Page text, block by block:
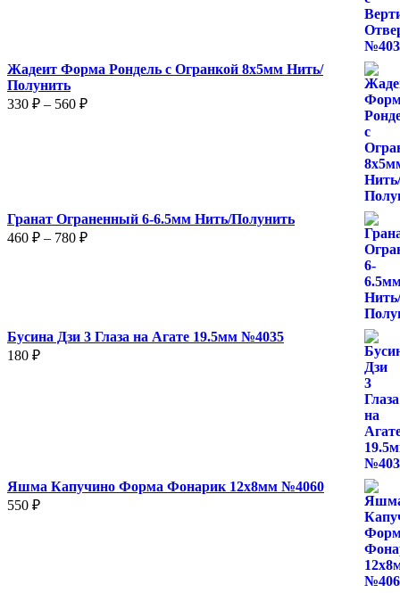
Жадеит Форма Рондель с Огранкой 8х5мм Нить/
Полунить
330 ₽ – 560 ₽Диапазон
Гранат Ограненный 6-6.5мм Нить/Полунить
460 ₽ – 780 ₽Диапазон
Бусина Дзи 3 Глаза на Агате 19.5мм №4035
180 ₽
Яшма Капучино Форма Фонарик 12x8мм №4060
550 ₽